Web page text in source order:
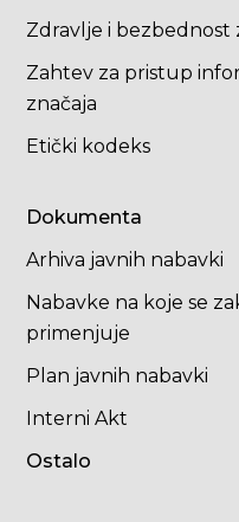
Zdravlje i bezbednost
Zahtev za pristup
značaja
Etički kodeks
Dokumenta
Arhiva javnih nabavki
Nabavke na koje se
primenjuje
Plan javnih nabavki
Interni Akt
Ostalo